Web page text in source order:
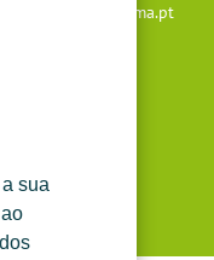
sua
lojaonline@bioforma.pt
14h às 17h30)